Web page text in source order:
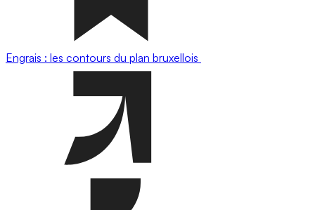
Engrais : les contours du plan bruxellois